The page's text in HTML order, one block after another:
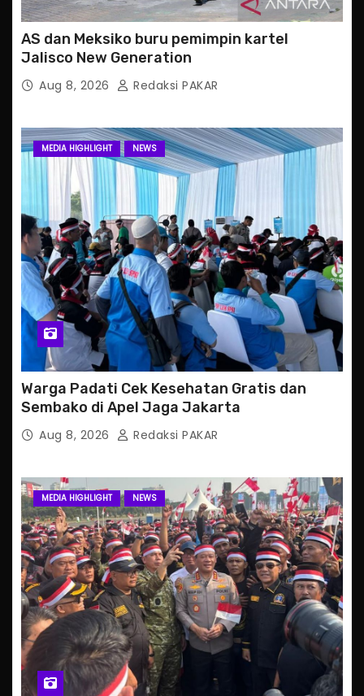
AS dan Meksiko buru pemimpin kartel
Jalisco New Generation
Aug 8, 2026 Redaksi PAKAR
MEDIA HIGHLIGHT NEWS
Warga Padati Cek Kesehatan Gratis dan
Sembako di Apel Jaga Jakarta
Aug 8, 2026 Redaksi PAKAR
MEDIA HIGHLIGHT NEWS